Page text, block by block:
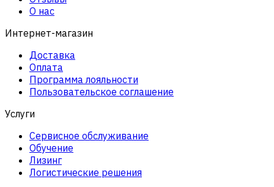
О нас
Интернет-магазин
Доставка
Оплата
Программа лояльности
Пользовательское соглашение
Услуги
Сервисное обслуживание
Обучение
Лизинг
Логистические решения